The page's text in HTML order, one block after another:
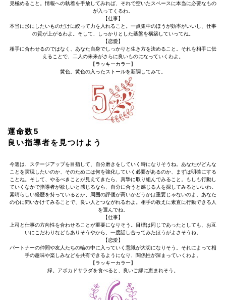
見極めること。情報への執着を手放してみれば、それで空いたスペースに本当に必要なもの
が入ってくるわ。
【仕事】
本当に形にしたいものだけに絞って力を入れること。一点集中のほうが効率がいいし、仕事
の質が上がるわよ。そして、しっかりとした基盤を構築していってね。
【恋愛】
相手に合わせるのではなく、あなた自身でしっかりと生き方を決めること。それを相手に伝
えることで、二人の未来がさらに良いものになっていくわよ。
【ラッキーカラー】
黄色。黄色の入ったストールを新調してみて。
運命数5
良い指導者を見つけよう
今週は、ステージアップを目指して、自分磨きをしていく時になりそうね。あなたがどんな
ことを実現したいのか、そのためには何を強化していく必要があるのか、まずは明確にする
ことね。そして、やるべきことが見えてきたら、真摯に取り組んでみること。もしも行動し
ていくなかで指導者が欲しいと感じるなら、自分に合うと感じる人を探してみるといいわ。
素晴らしい経歴を持っているとか、周囲の評価が高いかどうかは重要じゃないのよ。あなた
の心に問いかけてみることで、良い人とつながれるわよ。相手の教えに素直に行動できる人
を選んでね。
【仕事】
上司と仕事の方向性を合わせることが重要になりそう。目標は同じであったとしても、お互
いにこだわりなどもありそうやから、一度話し合ってみたほうがよさそうね。
【恋愛】
パートナーの仲間や友人たちの輪の中に入っていく意識が大切になりそう。それによって相
手の趣味や楽しみなどを共有できるようになり、関係性が深まっていくわよ。
【ラッキーカラー】
緑。アボカドサラダを食べると、良いご縁に恵まれそう。